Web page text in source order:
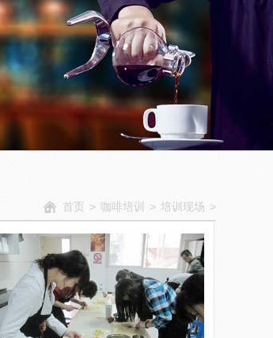
首页 > 咖啡培训 > 培训现场 >